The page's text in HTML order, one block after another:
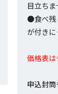
目立ちま
●食べ残
が付きに
価格表
申込封筒